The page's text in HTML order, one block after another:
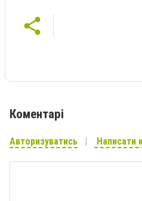
Коментарі
Авторизуватись Написати